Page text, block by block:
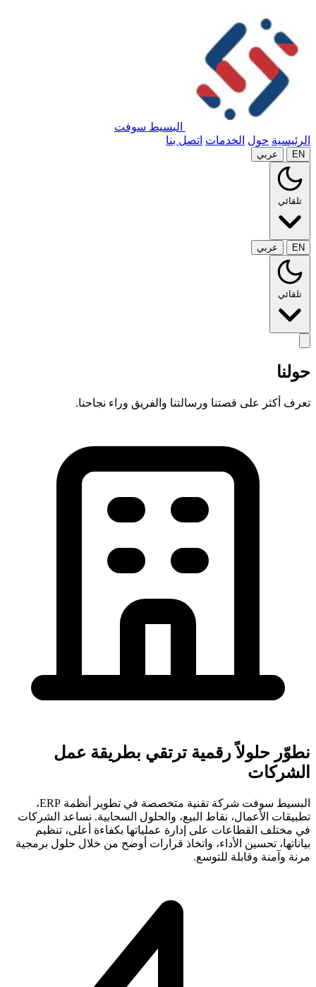
البسيط سوفت
الرئيسية حول الخدمات اتصل بنا
EN عربي
تلقائي
EN عربي
تلقائي
حولنا
تعرف أكثر على قصتنا ورسالتنا والفريق وراء نجاحنا.
نطوّر حلولاً رقمية ترتقي بطريقة عمل
الشركات
البسيط سوفت شركة تقنية متخصصة في تطوير أنظمة ERP،
تطبيقات الأعمال، نقاط البيع، والحلول السحابية. نساعد الشركات
في مختلف القطاعات على إدارة عملياتها بكفاءة أعلى، تنظيم
بياناتها، تحسين الأداء، واتخاذ قرارات أوضح من خلال حلول برمجية
مرنة وآمنة وقابلة للتوسع.